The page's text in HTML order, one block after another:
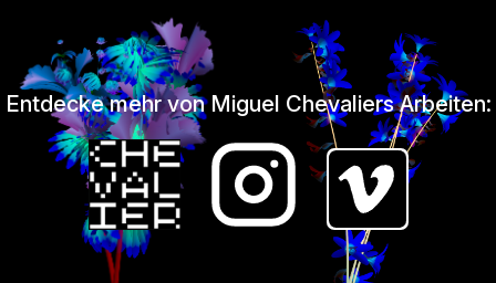
Entdecke mehr von Miguel Chevaliers Arbeiten: